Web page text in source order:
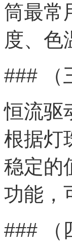
筒最常
度、色
### （
恒流驱
根据灯
稳定的
功能，
### （